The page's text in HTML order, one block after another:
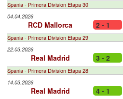
Spania - Primera Division Etapa 30
04.04.2026
RCD Mallorca 2 - 1
Spania - Primera Division Etapa 29
22.03.2026
Real Madrid 3 - 2
Spania - Primera Division Etapa 28
14.03.2026
Real Madrid 4 - 1